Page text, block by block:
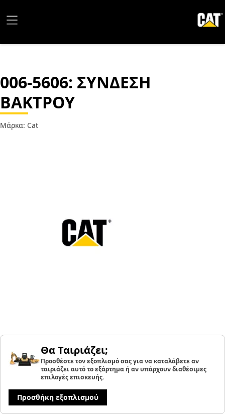
006-5606: ΣΥΝΔΕΣΗ
ΒΑΚΤΡΟΥ
Μάρκα: Cat
Θα Ταιριάζει;
Προσθέστε τον εξοπλισμό σας για να καταλάβετε αν
ταιριάζει αυτό το εξάρτημα ή αν υπάρχουν διαθέσιμες
επιλογές επισκευής.
Προσθήκη εξοπλισμού